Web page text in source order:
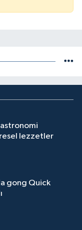
lezzetler
gong Quick